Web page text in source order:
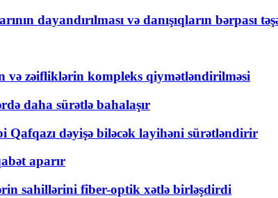
dayandırılması və danışıqların bərpası
və zəifliklərin kompleks qiymətləndirilməsi
daha sürətlə bahalaşır
dəyişə biləcək layihəni sürətləndirir
aparır
sahillərini fiber-optik xətlə birləşdirdi